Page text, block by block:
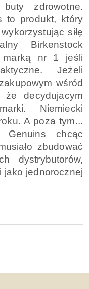
buty zdrowotne.
to produkt, który
siłę
Birkenstock
marką nr 1 jeśli
Jeżeli
wśród
decydujacym
Niemiecki
A poza tym...
chcąc
zbudować
dystrybutorów,
jako jednorocznej